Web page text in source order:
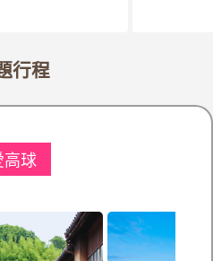
高球
行程